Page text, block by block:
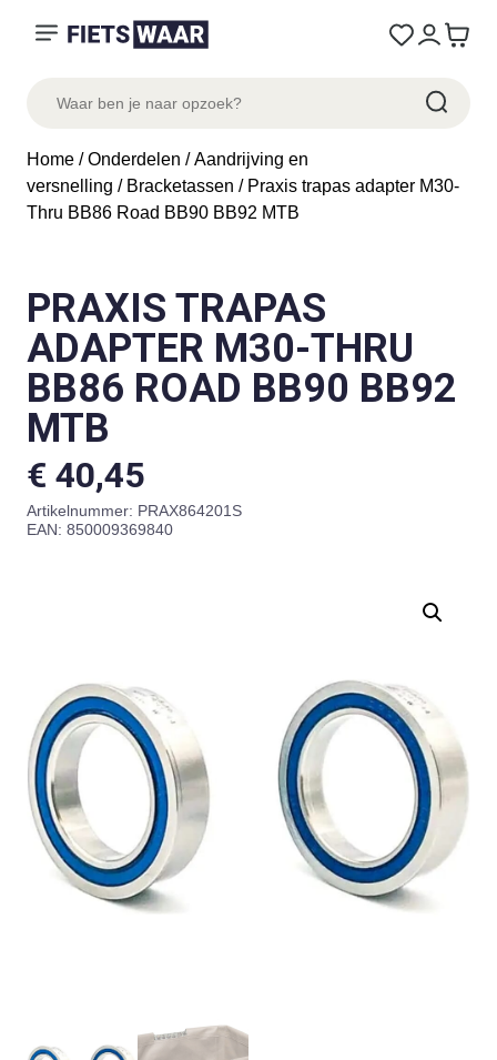
Home /Onderdelen /Aandrijving en
versnelling / Bracketassen / Praxis trapas adapter M30-
Thru BB86 Road BB90 BB92 MTB
PRAXIS TRAPAS
ADAPTER M30-THRU
BB86 ROAD BB90 BB92
MTB
€ 40,45
Artikelnummer: PRAX864201S
EAN: 850009369840